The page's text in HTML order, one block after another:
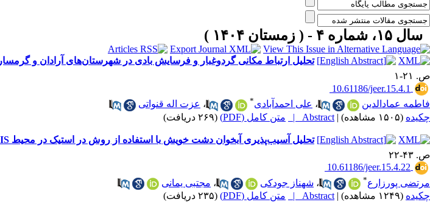
سال ۱۵، شماره ۴ - ( زمستان ۱۴۰۴ )
تحلیل ارتباط مکانی گردوغبار و فرسایش بادی در شهرستان‌های آرادان و گرمسار
ص. ۲۱-۱
‎ 10.61186/jeer.15.4.1
فاطمه عمادالدین
، علی احمدآبادی* ، عزت اله قنواتی
چکیده (۱۵۰۵ مشاهده) |
Abstract | متن کامل (PDF) (۲۶۹ دریافت)
تحلیل آسیب‌پذیری آبخوان دشت خویش با استفاده از روش در استیک در محیط GIS
ص. ۴۳-۲۲
‎ 10.61186/jeer.15.4.22
مرتضی پورزارع* ، شهناز جودکی ، مجتبی یمانی
چکیده (۱۲۴۹ مشاهده) |
Abstract | متن کامل (PDF) (۲۳۵ دریافت)